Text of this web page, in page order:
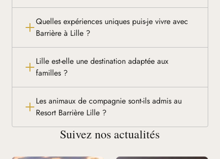
Quelles expériences uniques puis-je vivre avec
Barrière à Lille ?
Lille est-elle une destination adaptée aux
familles ?
Les animaux de compagnie sont-ils admis au
Resort Barrière Lille ?
Suivez nos actualités